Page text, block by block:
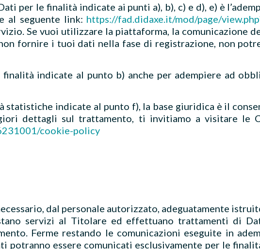
per le finalità indicate ai punti a), b), c) e d), e) è
al seguente link: https://fad.didaxe.it/mod/page/
Se vuoi utilizzare la piattaforma, la comunicazione
fornire i tuoi dati nella fase di registrazione, non
indicate al punto b) anche per adempiere ad
indicate al punto f), la base giuridica è il
dettagli sul trattamento, ti invitiamo a visitare le
cookie-policy
dal personale autorizzato, adeguatamente
servizi al Titolare ed effettuano trattamenti di
Ferme restando le comunicazioni eseguite in
essere comunicati esclusivamente per le